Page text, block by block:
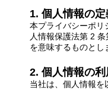
1. 個人情報の定
本プライバシーポリ
人情報保護法第 2
を意味するものとし
2. 個人情報の
当社は、個人情報を